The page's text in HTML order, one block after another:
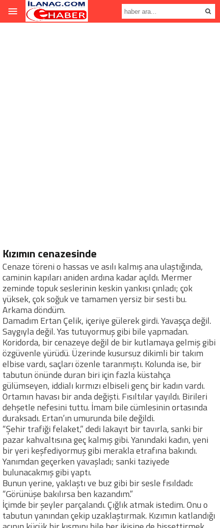
Kızımın cenazesinde
Cenaze töreni o hassas ve asılı kalmış ana ulaştığında,
caminin kapıları aniden ardına kadar açıldı. Mermer
zeminde topuk seslerinin keskin yankısı çınladı; çok
yüksek, çok soğuk ve tamamen yersiz bir sesti bu.
Arkama döndüm.
Damadım Ertan Çelik, içeriye gülerek girdi. Yavaşça değil.
Saygıyla değil. Yas tutuyormuş gibi bile yapmadan.
Koridorda, bir cenazeye değil de bir kutlamaya gelmiş gibi
özgüvenle yürüdü. Üzerinde kusursuz dikimli bir takım
elbise vardı, saçları özenle taranmıştı. Kolunda ise, bir
tabutun önünde duran biri için fazla küstahça
gülümseyen, iddialı kırmızı elbiseli genç bir kadın vardı.
Ortamın havası bir anda değişti. Fısıltılar yayıldı. Birileri
dehşetle nefesini tuttu. İmam bile cümlesinin ortasında
duraksadı. Ertan’ın umurunda bile değildi.
“Şehir trafiği felaket,” dedi lakayıt bir tavırla, sanki bir
pazar kahvaltısına geç kalmış gibi. Yanındaki kadın, yeni
bir yeri keşfediyormuş gibi merakla etrafına bakındı.
Yanımdan geçerken yavaşladı; sanki taziyede
bulunacakmış gibi yaptı.
Bunun yerine, yaklaştı ve buz gibi bir sesle fısıldadı:
“Görünüşe bakılırsa ben kazandım.”
İçimde bir şeyler parçalandı. Çığlık atmak istedim. Onu o
tabutun yanından çekip uzaklaştırmak. Kızımın katlandığı